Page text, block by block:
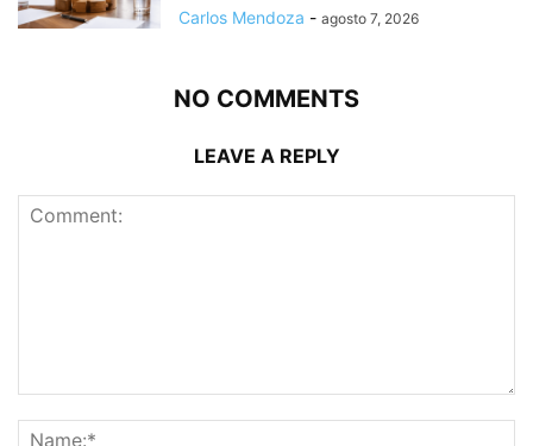
Carlos Mendoza - agosto 7, 2026
NO COMMENTS
LEAVE A REPLY